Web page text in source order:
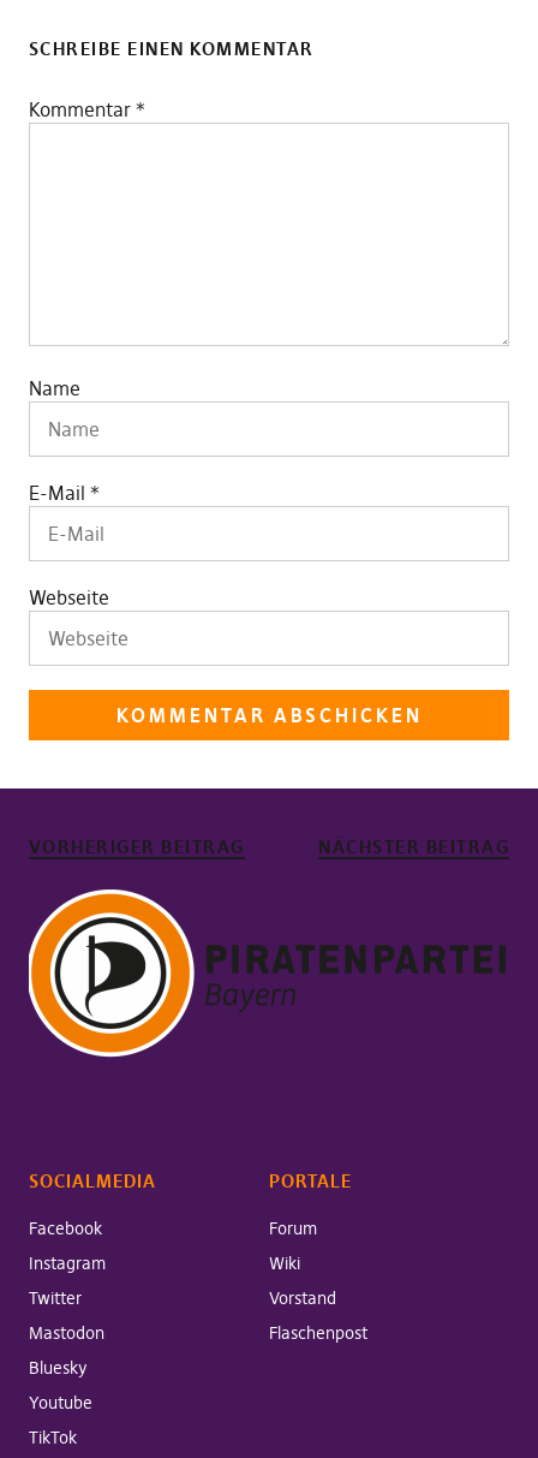
SCHREIBE EINEN KOMMENTAR
Kommentar *
Name
E-Mail *
Webseite
VORHERIGER BEITRAG NÄCHSTER BEITRAG
SOCIALMEDIA
Facebook
Instagram
Twitter
Mastodon
Bluesky
Youtube
TikTok
PORTALE
Forum
Wiki
Vorstand
Flaschenpost